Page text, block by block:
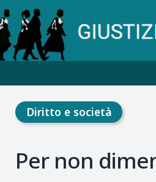
Diritto e società
Per non